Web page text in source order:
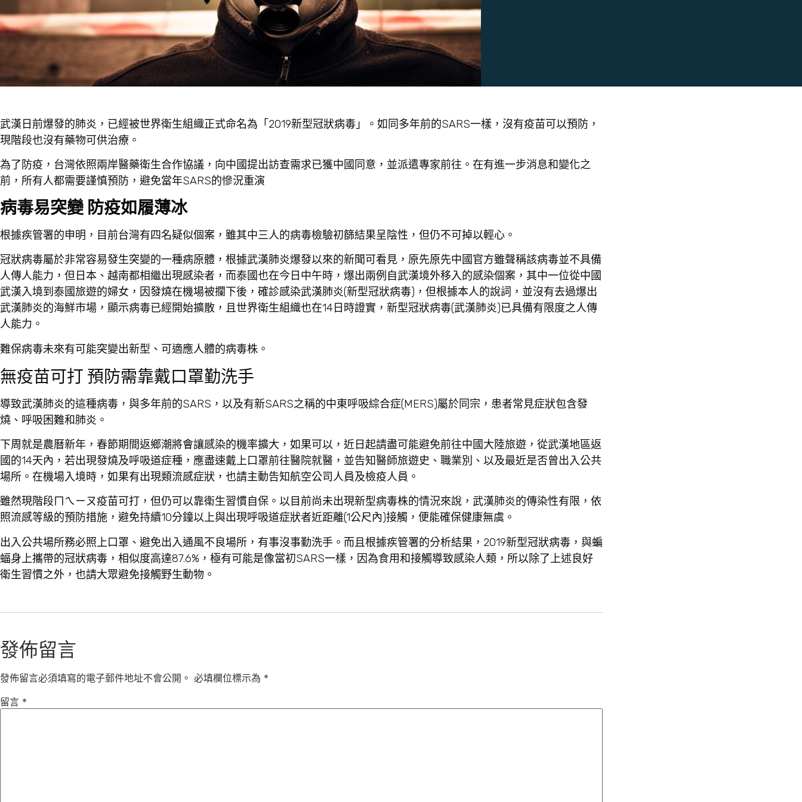
武漢日前爆發的肺炎，已經被世界衛生組織正式命名為「2019新型冠狀病毒」。如同多年前的SARS一樣，沒有疫苗可以預防，
現階段也沒有藥物可供治療。
為了防疫，台灣依照兩岸醫藥衛生合作協議，向中國提出訪查需求已獲中國同意，並派遣專家前往。在有進一步消息和變化之
前，所有人都需要謹慎預防，避免當年SARS的慘況重演
病毒易突變 防疫如履薄冰
根據疾管署的申明，目前台灣有四名疑似個案，雖其中三人的病毒檢驗初篩結果呈陰性，但仍不可掉以輕心。
冠狀病毒屬於非常容易發生突變的一種病原體，根據武漢肺炎爆發以來的新聞可看見，原先原先中國官方雖聲稱該病毒並不具備
人傳人能力，但日本、越南都相繼出現感染者，而泰國也在今日中午時，爆出兩例自武漢境外移入的感染個案，其中一位從中國
武漢入境到泰國旅遊的婦女，因發燒在機場被攔下後，確診感染武漢肺炎(新型冠狀病毒)，但根據本人的說詞，並沒有去過爆出
武漢肺炎的海鮮市場，顯示病毒已經開始擴散，且世界衛生組織也在14日時證實，新型冠狀病毒(武漢肺炎)已具備有限度之人傳
人能力。
難保病毒未來有可能突變出新型、可適應人體的病毒株。
無疫苗可打 預防需靠戴口罩勤洗手
導致武漢肺炎的這種病毒，與多年前的SARS，以及有新SARS之稱的中東呼吸綜合症(MERS)屬於同宗，患者常見症狀包含發
燒、呼吸困難和肺炎。
下周就是農曆新年，春節期間返鄉潮將會讓感染的機率擴大，如果可以，近日起請盡可能避免前往中國大陸旅遊，從武漢地區返
國的14天內，若出現發燒及呼吸道症種，應盡速戴上口罩前往醫院就醫，並告知醫師旅遊史、職業別、以及最近是否曾出入公共
場所。在機場入境時，如果有出現類流感症狀，也請主動告知航空公司人員及檢疫人員。
雖然現階段ㄇㄟㄧㄡ疫苗可打，但仍可以靠衛生習慣自保。以目前尚未出現新型病毒株的情況來說，武漢肺炎的傳染性有限，依
照流感等級的預防措施，避免持續10分鐘以上與出現呼吸道症狀者近距離(1公尺內)接觸，便能確保健康無虞。
出入公共場所務必照上口罩、避免出入通風不良場所，有事沒事勤洗手。而且根據疾管署的分析結果，2019新型冠狀病毒，與蝙
蝠身上攜帶的冠狀病毒，相似度高達87.6%，極有可能是像當初SARS一樣，因為食用和接觸導致感染人類，所以除了上述良好
衛生習慣之外，也請大眾避免接觸野生動物。
發佈留言
發佈留言必須填寫的電子郵件地址不會公開。 必填欄位標示為 *
留言 *